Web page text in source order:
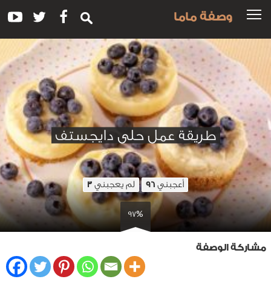
وصفة ماما
طريقة عمل حلى دايجستف
أعجبني 96 لم يعجبني 3
97%
مشاركة الوصفة